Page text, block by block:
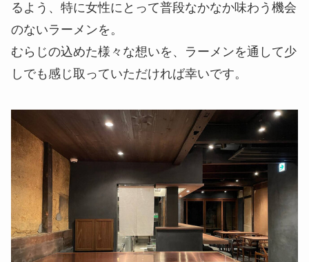
るよう、特に女性にとって普段なかなか味わう機会
のないラーメンを。
むらじの込めた様々な想いを、ラーメンを通して少
しでも感じ取っていただければ幸いです。